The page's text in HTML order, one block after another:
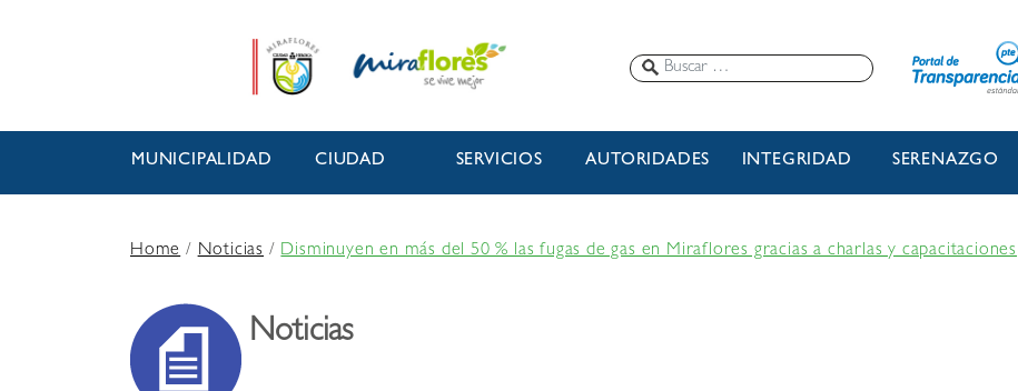
MUNICIPALIDAD CIUDAD SERVICIOS AUTORIDADES INTEGRIDAD SERENAZGO
Home/Noticias /Disminuyen en más del 50 % las fugas de gas en Miraflores gracias a charlas y capacitaciones
Noticias